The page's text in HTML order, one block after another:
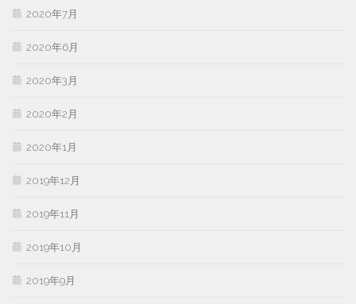
2020年7月
2020年6月
2020年3月
2020年2月
2020年1月
2019年12月
2019年11月
2019年10月
2019年9月